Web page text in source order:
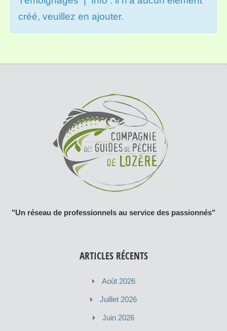
créé, veuillez en ajouter.
"Un réseau de professionnels au service des passionnés"
ARTICLES RÉCENTS
Août 2026
Juillet 2026
Juin 2026